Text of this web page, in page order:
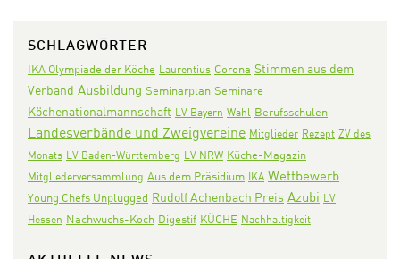
SCHLAGWÖRTER
IKA Olympiade der Köche Laurentius Corona Stimmen aus dem
Verband Ausbildung Seminarplan Seminare
Köchenationalmannschaft LV Bayern Wahl Berufsschulen
Landesverbände und Zweigvereine Mitglieder Rezept ZV des
Monats LV Baden-Württemberg LV NRW Küche-Magazin
Mitgliederversammlung Aus dem Präsidium IKA Wettbewerb
Young Chefs Unplugged Rudolf Achenbach Preis Azubi LV
Hessen Nachwuchs-Koch Digestif KÜCHE Nachhaltigkeit